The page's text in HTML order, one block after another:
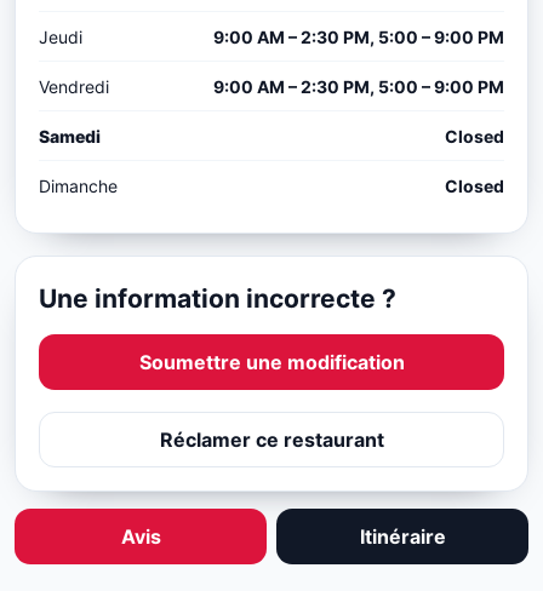
Jeudi 9:00 AM – 2:30 PM, 5:00 – 9:00 PM
Vendredi 9:00 AM – 2:30 PM, 5:00 – 9:00 PM
Samedi Closed
Dimanche Closed
Une information incorrecte ?
Soumettre une modification
Réclamer ce restaurant
Avis Itinéraire